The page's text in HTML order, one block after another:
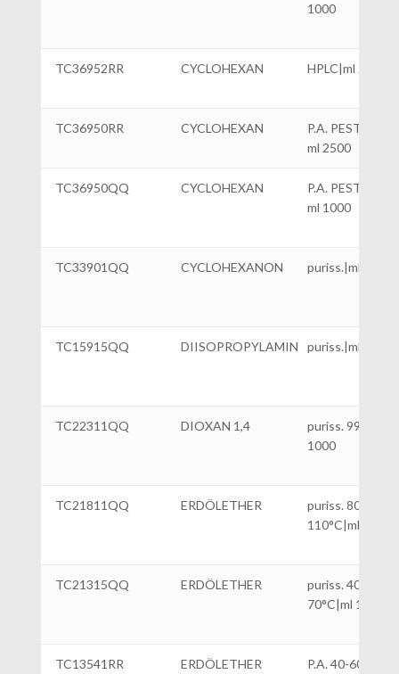
1000
TC36952RR CYCLOHEXAN HPLC|ml 2500
TC36950RR CYCLOHEXAN
P.A.
ml 2500
TC36950QQ CYCLOHEXAN
P.A.
ml 1000
TC33901QQ CYCLOHEXANON puriss.|ml 1000
TC15915QQ DIISOPROPYLAMIN puriss.|ml 1000
TC22311QQ DIOXAN 1,4
puriss. 99%|ml
1000
TC21811QQ ERDÖLETHER
puriss. 80-
110°C|ml 1000
TC21315QQ ERDÖLETHER
puriss. 40-
70°C|ml 1000
TC13541RR ERDÖLETHER P.A. 40-60°|ml